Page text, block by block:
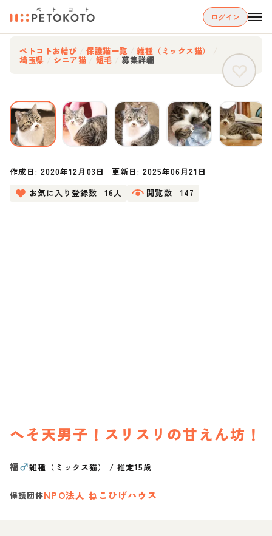
ログイン
ペトコトお結び 保護猫一覧 雑種（ミックス猫）
埼玉県 シニア猫 短毛 募集詳細
作成日:2020年12月03日 更新日: 2025年06月21日
お気に入り登録数
16人 閲覧数 147
へそ天男子！スリスリの甘えん坊！
福♂雑種（ミックス猫） / 推定15歳
保護団体NPO法人 ねこひげハウス